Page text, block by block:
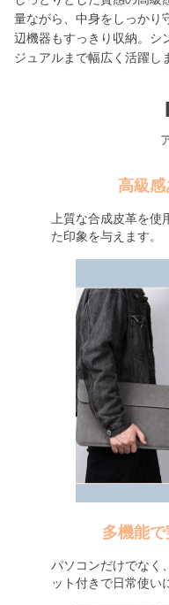
量ながら、中身をしっかり
辺機器もすっきり収納。シ
ジュアルまで幅広く活躍し
高級
上質な合成皮革を
た印象を与えます。
多機能
パソコンだけでなく
ット付きで日常使い